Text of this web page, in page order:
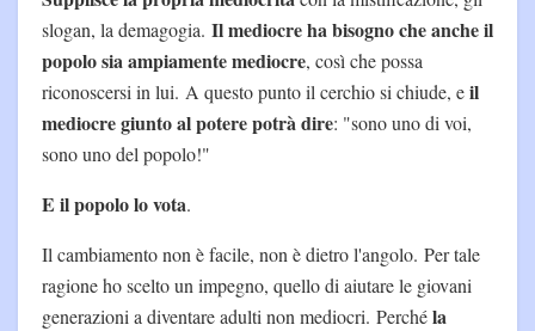
slogan, la demagogia. Il mediocre ha bisogno che anche il
popolo sia ampiamente mediocre, così che possa
riconoscersi in lui. A questo punto il cerchio si chiude, eil
mediocre giunto al potere potrà dire: "sono uno di voi,
sono uno del popolo!"
E il popolo lo vota.
Il cambiamento non è facile, non è dietro l'angolo. Per tale
ragione ho scelto un impegno, quello di aiutare le giovani
generazioni a diventare adulti non mediocri. Perchéla